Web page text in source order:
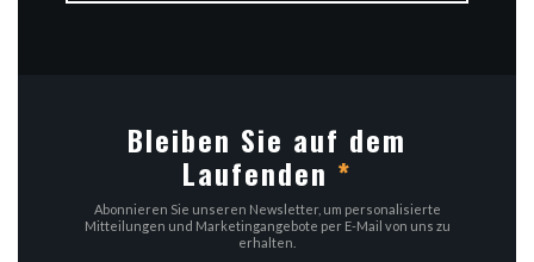
Bleiben Sie auf dem
Laufenden *
Abonnieren Sie unseren Newsletter, um personalisierte
Mitteilungen und Marketingangebote per E-Mail von uns zu
erhalten.